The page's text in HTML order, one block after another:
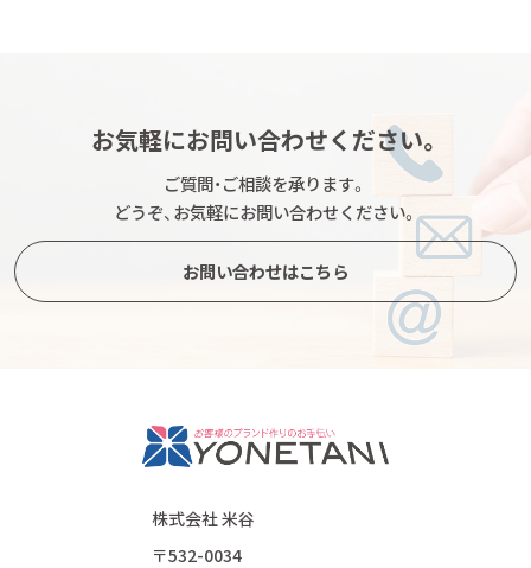
お気軽にお問い合わせください。
ご質問・ご相談を承ります。
どうぞ、お気軽にお問い合わせください。
お問い合わせはこちら
株式会社 米谷
〒532-0034